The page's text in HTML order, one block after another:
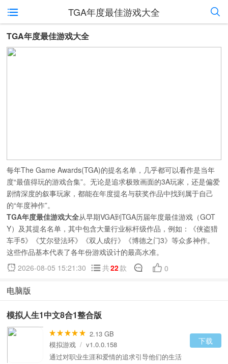
TGA年度最佳游戏大全
TGA年度最佳游戏大全
每年The Game Awards(TGA)的提名名单，几乎都可以看作是当年
度“最值得玩的游戏合集”。无论是追求极致画面的3A玩家，还是偏爱
剧情深度的叙事玩家，都能在年度提名与获奖作品中找到属于自己
的“年度神作”。
TGA年度最佳游戏大全从早期VGA到TGA历届年度最佳游戏（GOT
Y）及其提名名单，其中包含大量行业标杆级作品，例如：《侠盗猎
车手5》《艾尔登法环》《双人成行》《博德之门3》等众多神作。
这些作品基本代表了各年份游戏设计的最高水准。
2026-08-05 15:21:30
共22款 0
电脑版
模拟人生1中文8合1整合版
2.13 GB
模拟游戏 / v1.0.0.158
通过对职业生涯和爱情的追求引导他们的生活
下载